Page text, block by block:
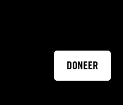
DONEER